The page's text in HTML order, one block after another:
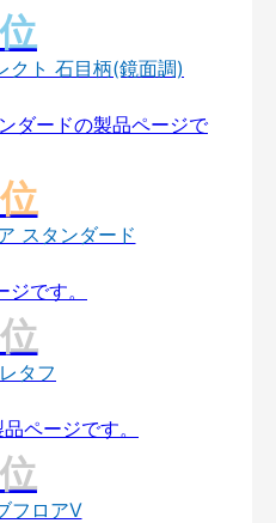
クト 石目柄(鏡面調)
スタンダード
タフ
フロアV